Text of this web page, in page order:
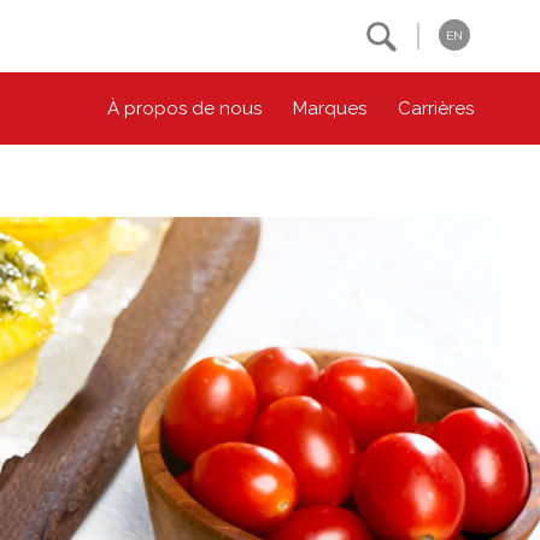
EN
À propos de nous Marques Carrières
Environnement
Bien-être des animaux
Collectivité
Principes coopératifs
Diversité et inclusion
Accessibilité